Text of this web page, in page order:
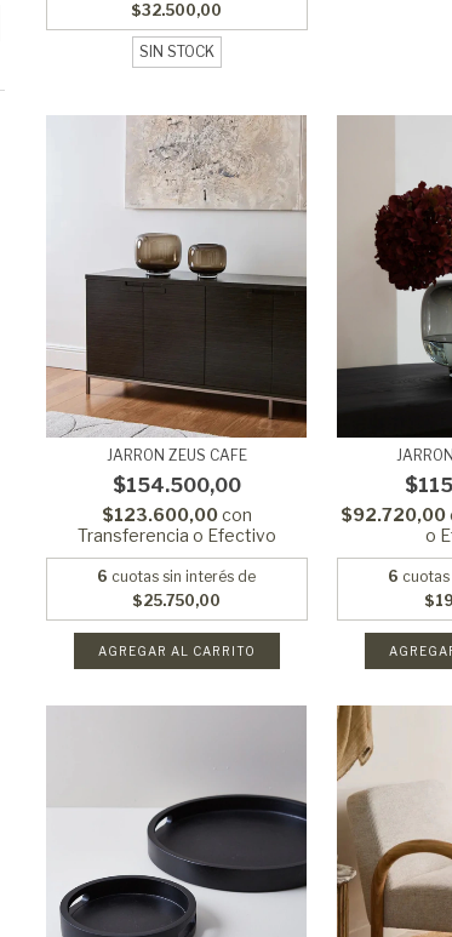
$32.500,00
SIN STOCK
JARRON ZEUS CAFE
$154.500,00
$123.600,00con
Transferencia o Efectivo
6 cuotas sin interés de
$25.750,00
AGREGAR AL CARRITO
$92.720,00
o
6